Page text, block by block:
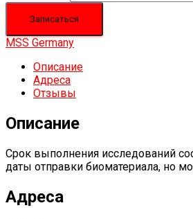
Записаться
MSS Germany
Описание
Адреса
Отзывы
Описание
Срок выполнения исследований
даты отправки биоматериала, но
Адреса